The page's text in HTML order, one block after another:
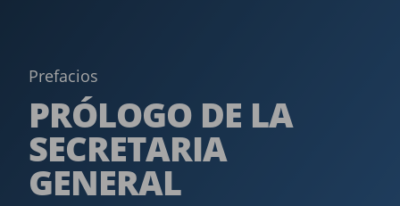
Prefacios
PRÓLOGO DE LA
SECRETARIA
GENERAL